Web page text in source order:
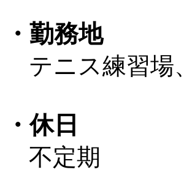
・勤務地
テニス練習場
・休日
不定期